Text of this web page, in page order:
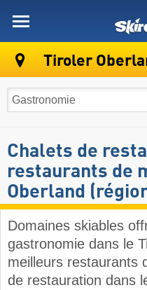
Tiroler
Chalets de
restaurants de
Oberland
Domaines skiables
gastronomie dans le
meilleurs restaurants
de restauration dans